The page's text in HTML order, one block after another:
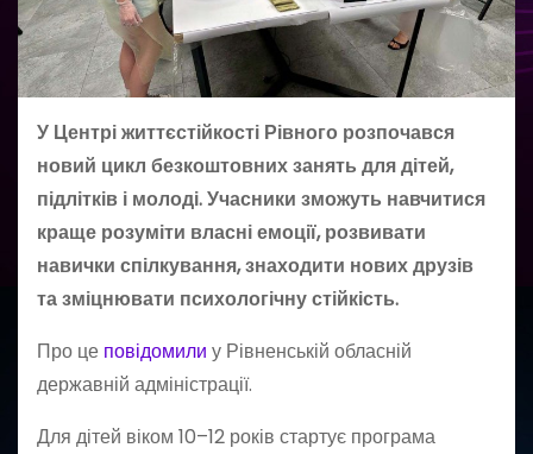
У Центрі життєстійкості Рівного розпочався
новий цикл безкоштовних занять для дітей,
підлітків і молоді. Учасники зможуть навчитися
краще розуміти власні емоції, розвивати
навички спілкування, знаходити нових друзів
та зміцнювати психологічну стійкість.
Про це повідомили у Рівненській обласній
державній адміністрації.
Для дітей віком 10–12 років стартує програма